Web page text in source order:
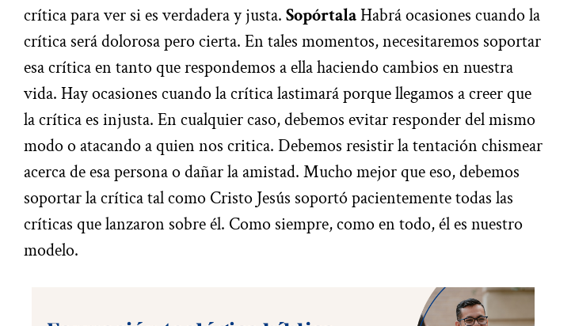
crítica para ver si es verdadera y justa. SopórtalaHabrá ocasiones cuando la
crítica será dolorosa pero cierta. En tales momentos, necesitaremos soportar
esa crítica en tanto que respondemos a ella haciendo cambios en nuestra
vida. Hay ocasiones cuando la crítica lastimará porque llegamos a creer que
la crítica es injusta. En cualquier caso, debemos evitar responder del mismo
modo o atacando a quien nos critica. Debemos resistir la tentación chismear
acerca de esa persona o dañar la amistad. Mucho mejor que eso, debemos
soportar la crítica tal como Cristo Jesús soportó pacientemente todas las
críticas que lanzaron sobre él. Como siempre, como en todo, él es nuestro
modelo.